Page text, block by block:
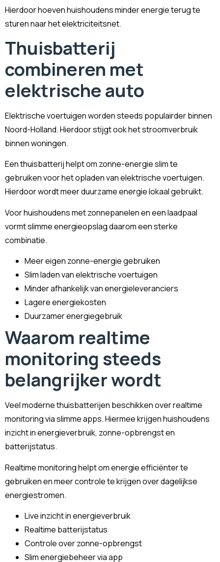
Hierdoor hoeven huishoudens minder energie terug te
sturen naar het elektriciteitsnet.
Thuisbatterij
combineren met
elektrische auto
Elektrische voertuigen worden steeds populairder binnen
Noord-Holland. Hierdoor stijgt ook het stroomverbruik
binnen woningen.
Een thuisbatterij helpt om zonne-energie slim te
gebruiken voor het opladen van elektrische voertuigen.
Hierdoor wordt meer duurzame energie lokaal gebruikt.
Voor huishoudens met zonnepanelen en een laadpaal
vormt slimme energieopslag daarom een sterke
combinatie.
Meer eigen zonne-energie gebruiken
Slim laden van elektrische voertuigen
Minder afhankelijk van energieleveranciers
Lagere energiekosten
Duurzamer energiegebruik
Waarom realtime
monitoring steeds
belangrijker wordt
Veel moderne thuisbatterijen beschikken over realtime
monitoring via slimme apps. Hiermee krijgen huishoudens
inzicht in energieverbruik, zonne-opbrengst en
batterijstatus.
Realtime monitoring helpt om energie efficiënter te
gebruiken en meer controle te krijgen over dagelijkse
energiestromen.
Live inzicht in energieverbruik
Realtime batterijstatus
Controle over zonne-opbrengst
Slim energiebeheer via app